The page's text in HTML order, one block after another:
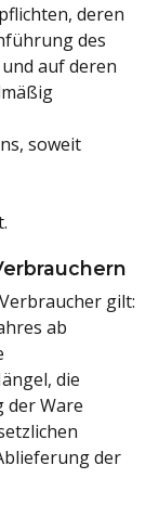
deren
des
auf deren
soweit
gilt:
ab
die
der Ware
der